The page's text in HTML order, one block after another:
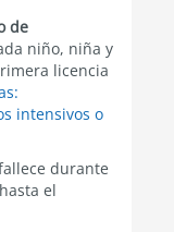
de
niño, niña y
licencia
intensivos o
durante
el